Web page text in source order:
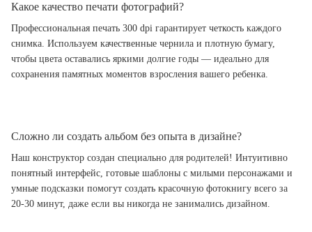
Какое качество печати фотографий?
Профессиональная печать 300 dpi гарантирует четкость каждого
снимка. Используем качественные чернила и плотную бумагу,
чтобы цвета оставались яркими долгие годы — идеально для
сохранения памятных моментов взросления вашего ребенка.
Сложно ли создать альбом без опыта в дизайне?
Наш конструктор создан специально для родителей! Интуитивно
понятный интерфейс, готовые шаблоны с милыми персонажами и
умные подсказки помогут создать красочную фотокнигу всего за
20-30 минут, даже если вы никогда не занимались дизайном.